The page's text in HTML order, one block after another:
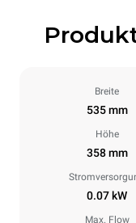
Breite
535 mm
Höhe
358 mm
0.07 kW
Max. Flow